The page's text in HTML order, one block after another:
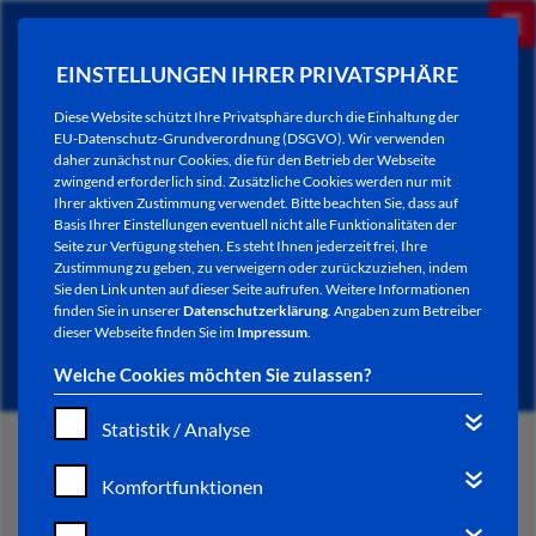
EINSTELLUNGEN IHRER PRIVATSPHÄRE
Diese Website schützt Ihre Privatsphäre durch die Einhaltung der
EU-Datenschutz-Grundverordnung (DSGVO). Wir verwenden
daher zunächst nur Cookies, die für den Betrieb der Webseite
zwingend erforderlich sind. Zusätzliche Cookies werden nur mit
Ihrer aktiven Zustimmung verwendet. Bitte beachten Sie, dass auf
Basis Ihrer Einstellungen eventuell nicht alle Funktionalitäten der
Seite zur Verfügung stehen. Es steht Ihnen jederzeit frei, Ihre
Zustimmung zu geben, zu verweigern oder zurückzuziehen, indem
Sie den Link unten auf dieser Seite aufrufen. Weitere Informationen
finden Sie in unsererDatenschutzerklärung. Angaben zum Betreiber
dieser Webseite finden Sie im Impressum.
Welche Cookies möchten Sie zulassen?
Statistik / Analyse
Komfortfunktionen
NEWSLETTER / CITY LETTER
START